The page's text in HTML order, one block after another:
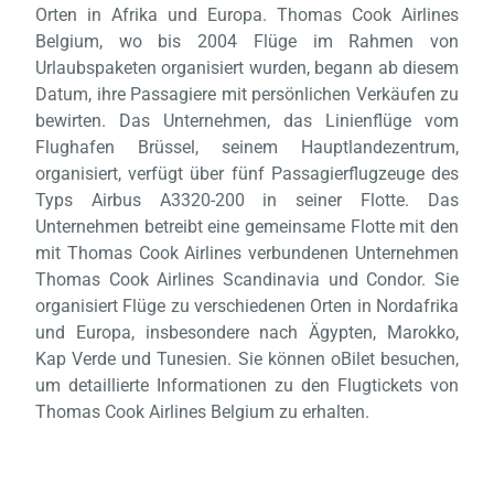
Orten in Afrika und Europa. Thomas Cook Airlines
Belgium, wo bis 2004 Flüge im Rahmen von
Urlaubspaketen organisiert wurden, begann ab diesem
Datum, ihre Passagiere mit persönlichen Verkäufen zu
bewirten. Das Unternehmen, das Linienflüge vom
Flughafen Brüssel, seinem Hauptlandezentrum,
organisiert, verfügt über fünf Passagierflugzeuge des
Typs Airbus A3320-200 in seiner Flotte. Das
Unternehmen betreibt eine gemeinsame Flotte mit den
mit Thomas Cook Airlines verbundenen Unternehmen
Thomas Cook Airlines Scandinavia und Condor. Sie
organisiert Flüge zu verschiedenen Orten in Nordafrika
und Europa, insbesondere nach Ägypten, Marokko,
Kap Verde und Tunesien. Sie können oBilet besuchen,
um detaillierte Informationen zu den Flugtickets von
Thomas Cook Airlines Belgium zu erhalten.